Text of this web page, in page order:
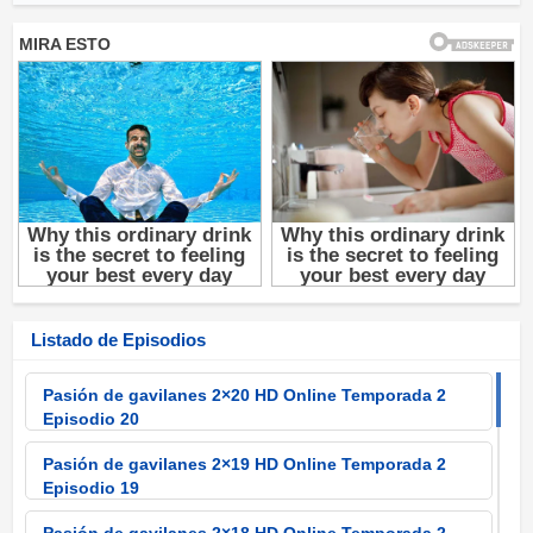
Listado de Episodios
Pasión de gavilanes 2×20 HD Online Temporada 2
Episodio 20
Pasión de gavilanes 2×19 HD Online Temporada 2
Episodio 19